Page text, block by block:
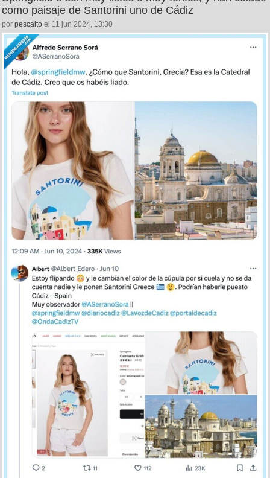
como paisaje de Santorini uno de Cádiz
por pescaito el 11 jun 2024, 13:30